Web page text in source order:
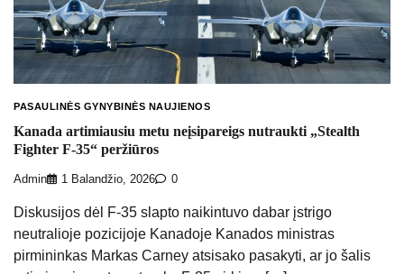
PASAULINĖS GYNYBINĖS NAUJIENOS
Kanada artimiausiu metu neįsipareigs nutraukti „Stealth
Fighter F-35“ peržiūros
Admin 1 Balandžio, 2026 0
Diskusijos dėl F-35 slapto naikintuvo dabar įstrigo
neutralioje pozicijoje Kanadoje Kanados ministras
pirmininkas Markas Carney atsisako pasakyti, ar jo šalis